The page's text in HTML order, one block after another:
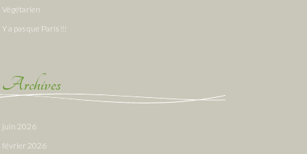
Végétarien
Y a pas que Paris !!!
Archives
juin 2026
février 2026